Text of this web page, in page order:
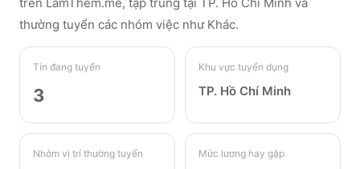
thường tuyển các nhóm việc như Khác.
Tin đang tuyển
3
Khu vực tuyển dụng
TP. Hồ Chí Minh
Nhóm vị trí thường tuyển Mức lương hay gặp